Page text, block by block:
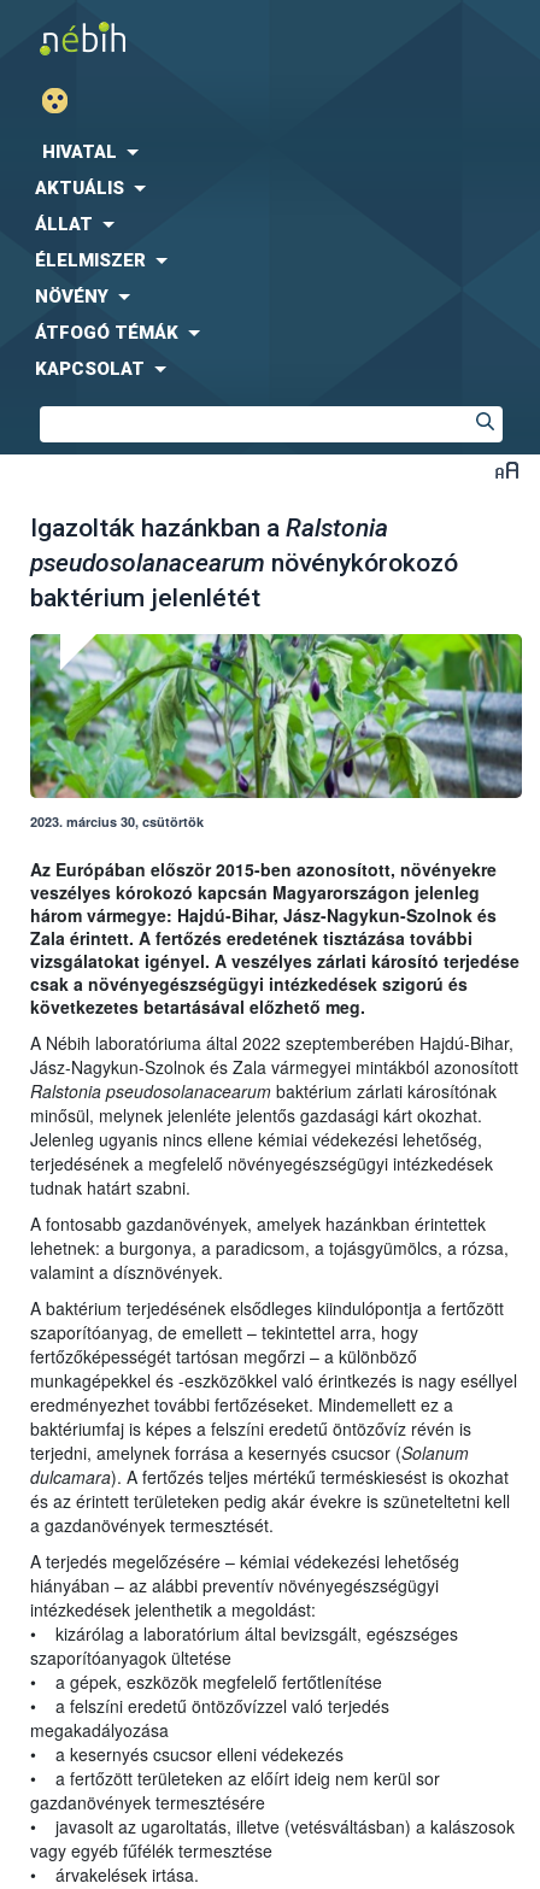
HIVATAL
AKTUÁLIS
ÁLLAT
ÉLELMISZER
NÖVÉNY
ÁTFOGÓ TÉMÁK
KAPCSOLAT
Igazolták hazánkban a Ralstonia
pseudosolanacearum növénykórokozó
baktérium jelenlétét
2023. március 30, csütörtök
Az Európában először 2015-ben azonosított, növényekre
veszélyes kórokozó kapcsán Magyarországon jelenleg
három vármegye: Hajdú-Bihar, Jász-Nagykun-Szolnok és
Zala érintett. A fertőzés eredetének tisztázása további
vizsgálatokat igényel. A veszélyes zárlati károsító terjedése
csak a növényegészségügyi intézkedések szigorú és
következetes betartásával előzhető meg.
A Nébih laboratóriuma által 2022 szeptemberében Hajdú-Bihar,
Jász-Nagykun-Szolnok és Zala vármegyei mintákból azonosított
Ralstonia pseudosolanacearum baktérium zárlati károsítónak
minősül, melynek jelenléte jelentős gazdasági kárt okozhat.
Jelenleg ugyanis nincs ellene kémiai védekezési lehetőség,
terjedésének a megfelelő növényegészségügyi intézkedések
tudnak határt szabni.
A fontosabb gazdanövények, amelyek hazánkban érintettek
lehetnek: a burgonya, a paradicsom, a tojásgyümölcs, a rózsa,
valamint a dísznövények.
A baktérium terjedésének elsődleges kiindulópontja a fertőzött
szaporítóanyag, de emellett – tekintettel arra, hogy
fertőzőképességét tartósan megőrzi – a különböző
munkagépekkel és -eszközökkel való érintkezés is nagy eséllyel
eredményezhet további fertőzéseket. Mindemellett ez a
baktériumfaj is képes a felszíni eredetű öntözővíz révén is
terjedni, amelynek forrása a kesernyés csucsor (Solanum
dulcamara). A fertőzés teljes mértékű terméskiesést is okozhat
és az érintett területeken pedig akár évekre is szüneteltetni kell
a gazdanövények termesztését.
A terjedés megelőzésére – kémiai védekezési lehetőség
hiányában – az alábbi preventív növényegészségügyi
intézkedések jelenthetik a megoldást:
• kizárólag a laboratórium által bevizsgált, egészséges
szaporítóanyagok ültetése
• a gépek, eszközök megfelelő fertőtlenítése
• a felszíni eredetű öntözővízzel való terjedés
megakadályozása
• a kesernyés csucsor elleni védekezés
• a fertőzött területeken az előírt ideig nem kerül sor
gazdanövények termesztésére
• javasolt az ugaroltatás, illetve (vetésváltásban) a kalászosok
vagy egyéb fűfélék termesztése
• árvakelések irtása.